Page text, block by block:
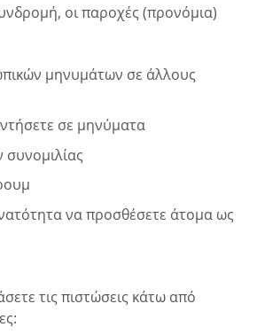
οι παροχές (προνόμια)
μηνυμάτων σε άλλους
σε μηνύματα
να προσθέσετε άτομα ως
τις πιστώσεις κάτω από